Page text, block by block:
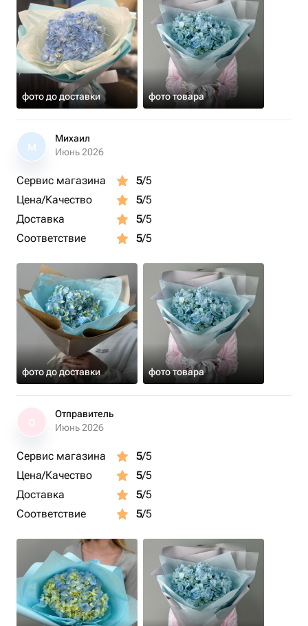
фото до доставки фото товара
М
Михаил
Июнь 2026
Сервис магазина 5/5
Цена/Качество
5/5
Доставка
5/5
Соответствие
5/5
фото до доставки фото товара
Отправитель
Июнь 2026
Сервис магазина 5/5
Цена/Качество
5/5
Доставка
5/5
Соответствие
5/5